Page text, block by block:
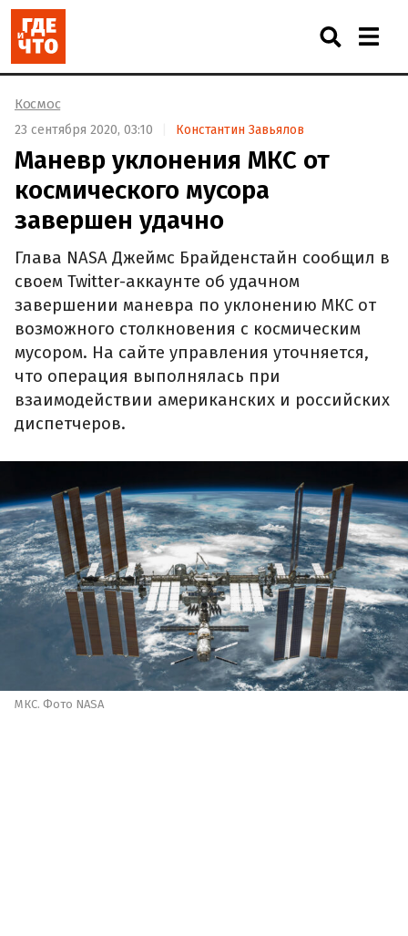
Космос
23 сентября 2020, 03:10 Константин Завьялов
Маневр уклонения МКС от
космического мусора
завершен удачно
Глава NASA Джеймс Брайденстайн сообщил в
своем Twitter-аккаунте об удачном
завершении маневра по уклонению МКС от
возможного столкновения с космическим
мусором. На сайте управления уточняется,
что операция выполнялась при
взаимодействии американских и российских
диспетчеров.
МКС. Фото NASA